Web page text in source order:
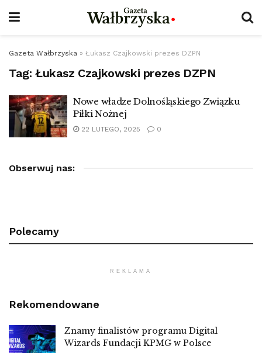
Gazeta Wałbrzyska » Łukasz Czajkowski prezes DZPN
Tag: Łukasz Czajkowski prezes DZPN
Nowe władze Dolnośląskiego Związku
Piłki Nożnej
22 LUTEGO, 2025 0
Obserwuj nas:
Polecamy
REKLAMA
Rekomendowane
Znamy finalistów programu Digital
Wizards Fundacji KPMG w Polsce